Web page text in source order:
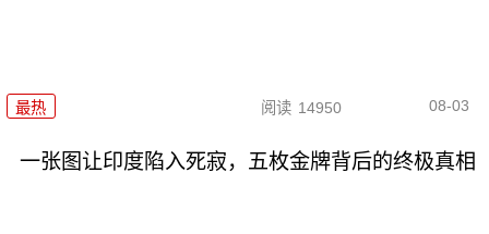
最热 阅读 14950 08-03
一张图让印度陷入死寂，五枚金牌背后的终极真相